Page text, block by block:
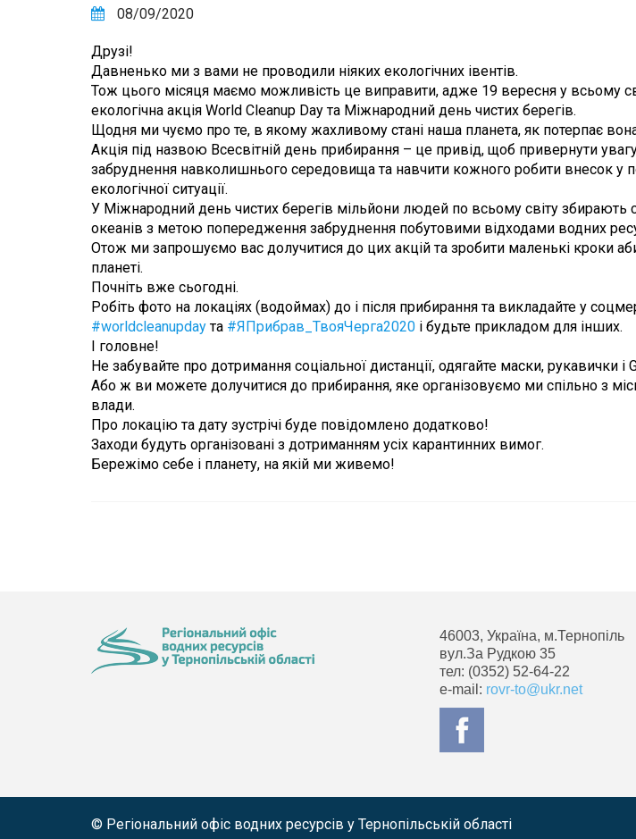
08/09/2020
Друзі!
Давненько ми з вами не проводили ніяких екологічних івентів.
Тож цього місяця маємо можливість це виправити, адже 19 вересня у всьому
екологічна акція World Cleanup Day та Міжнародний день чистих берегів.
Щодня ми чуємо про те, в якому жахливому стані наша планета, як потерпає
Акція під назвою Всесвітній день прибирання – це привід, щоб привернути
забруднення навколишнього середовища та навчити кожного робити внесок у
екологічної ситуації.
У Міжнародний день чистих берегів мільйони людей по всьому світу збирають
океанів з метою попередження забруднення побутовими відходами водних
Отож ми запрошуємо вас долучитися до цих акцій та зробити маленькі кроки
планеті.
Почніть вже сьогодні.
Робіть фото на локаціях (водоймах) до і після прибирання та викладайте у
#worldcleanupdayта #ЯПрибрав_ТвояЧерга2020 і будьте прикладом для інших.
І головне!
Не забувайте про дотримання соціальної дистанції, одягайте маски, рукавички і
Або ж ви можете долучитися до прибирання, яке організовуємо ми спільно з
влади.
Про локацію та дату зустрічі буде повідомлено додатково!
Заходи будуть організовані з дотриманням усіх карантинних вимог.
Бережімо себе і планету, на якій ми живемо!
46003, Україна, м.Тернопіль
вул.За Рудкою 35
тел: (0352) 52-64-22
e-mail: rovr-to@ukr.net
© Регіональний офіс водних ресурсів у Тернопільській області